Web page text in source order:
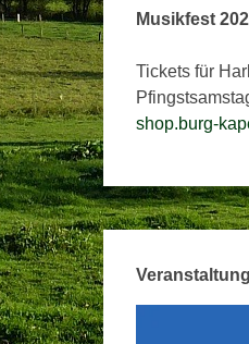
Musikfest
Tickets für
shop.burg-